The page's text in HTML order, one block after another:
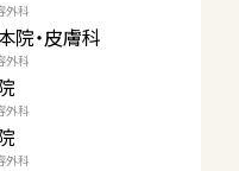
外科
院・皮膚科
外科
外科
外科